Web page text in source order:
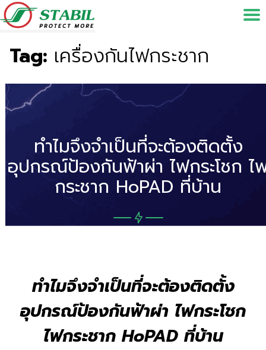
Tag: เครื่องกันไฟกระชาก
ทำไมจึงจำเป็นที่จะต้องติดตั้ง
อุปกรณ์ป้องกันฟ้าผ่า ไฟกระโชก ไ
กระชาก HoPAD ที่บ้าน
ทำไมจึงจำเป็นที่จะต้องติดตั้ง
อุปกรณ์ป้องกันฟ้าผ่า ไฟกระโชก
ไฟกระชาก HoPAD ที่บ้าน